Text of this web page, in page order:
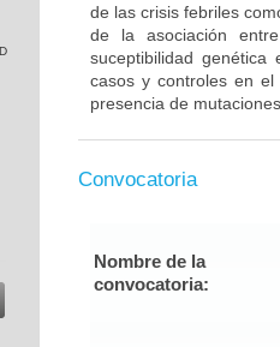
de las crisis febriles
de la asociación
suceptibilidad
casos y controles en
presencia de
Convocatoria
Nombre de la
convocatoria: